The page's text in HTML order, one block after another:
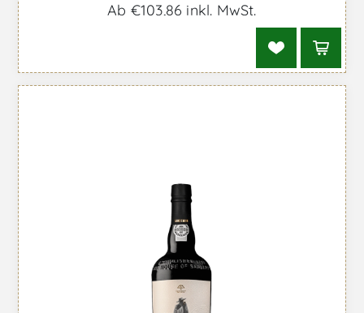
Ab €103,86 inkl. MwSt.